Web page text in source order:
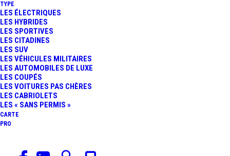
TYPE
LES ÉLECTRIQUES
LES HYBRIDES
LES SPORTIVES
LES CITADINES
LES SUV
LES VÉHICULES MILITAIRES
LES AUTOMOBILES DE LUXE
LES COUPÉS
LES VOITURES PAS CHÈRES
LES CABRIOLETS
LES « SANS PERMIS »
CARTE
PRO
La technologie progresse dans tous